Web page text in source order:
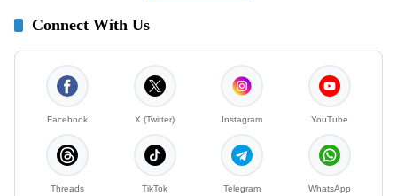
Connect With Us
Facebook X (Twitter) Instagram YouTube
Threads TikTok Telegram WhatsApp